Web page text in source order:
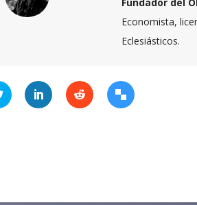
Economista,
Eclesiásticos.